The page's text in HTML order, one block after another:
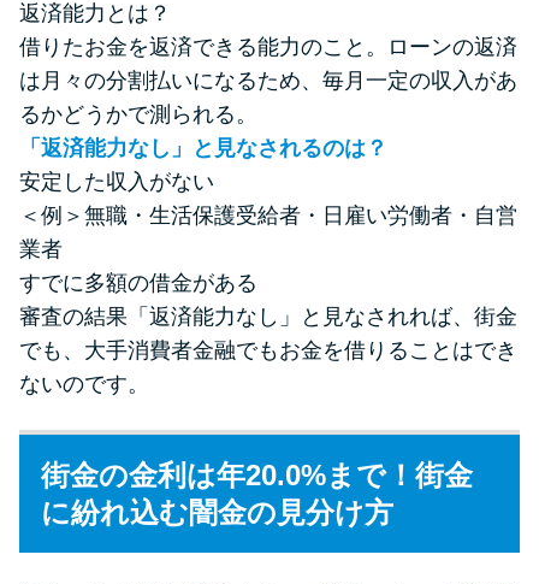
返済能力とは？
借りたお金を返済できる能力のこと。ローンの返済
は月々の分割払いになるため、毎月一定の収入があ
るかどうかで測られる。
「返済能力なし」と見なされるのは？
安定した収入がない
＜例＞無職・生活保護受給者・日雇い労働者・自営
業者
すでに多額の借金がある
審査の結果「返済能力なし」と見なされれば、街金
でも、大手消費者金融でもお金を借りることはでき
ないのです。
街金の金利は年20.0%まで！街金
に紛れ込む闇金の見分け方